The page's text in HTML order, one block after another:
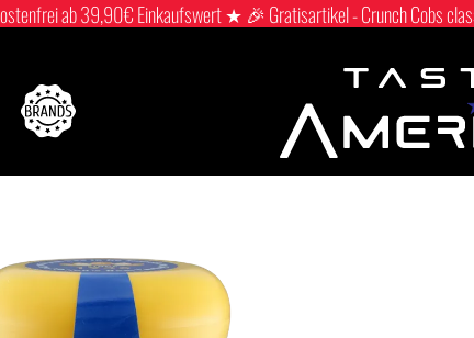
ab 39,90€ Einkaufswert ★ 🎉 Gratisartikel - Crunch Cobs